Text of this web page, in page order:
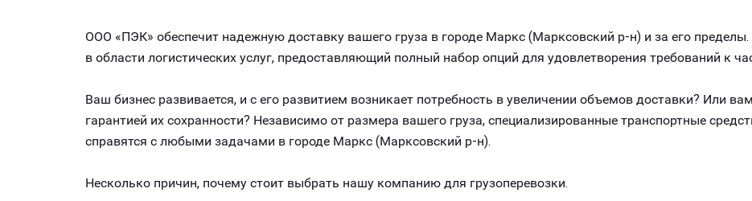
ООО «ПЭК» обеспечит надежную доставку вашего груза в городе Маркс (Марксовский р-н) и за его
в области логистических услуг, предоставляющий полный набор опций для удовлетворения требований к
Ваш бизнес развивается, и с его развитием возникает потребность в увеличении объемов доставки? Или
гарантией их сохранности? Независимо от размера вашего груза, специализированные транспортные
справятся с любыми задачами в городе Маркс (Марксовский р-н).
Несколько причин, почему стоит выбрать нашу компанию для грузоперевозки.